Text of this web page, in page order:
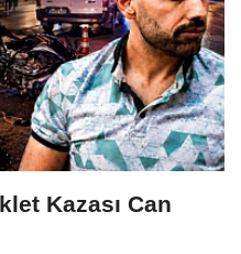
Kazası Can